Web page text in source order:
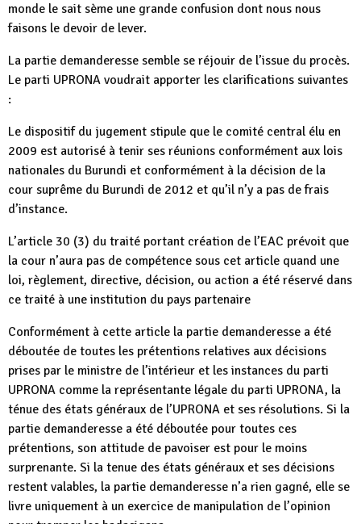
monde le sait sème une grande confusion dont nous nous
faisons le devoir de lever.
La partie demanderesse semble se réjouir de l’issue du procès.
Le parti UPRONA voudrait apporter les clarifications suivantes
:
Le dispositif du jugement stipule que le comité central élu en
2009 est autorisé à tenir ses réunions conformément aux lois
nationales du Burundi et conformément à la décision de la
cour suprême du Burundi de 2012 et qu’il n’y a pas de frais
d’instance.
L’article 30 (3) du traité portant création de l’EAC prévoit que
la cour n’aura pas de compétence sous cet article quand une
loi, règlement, directive, décision, ou action a été réservé dans
ce traité à une institution du pays partenaire
Conformément à cette article la partie demanderesse a été
déboutée de toutes les prétentions relatives aux décisions
prises par le ministre de l’intérieur et les instances du parti
UPRONA comme la représentante légale du parti UPRONA, la
ténue des états généraux de l’UPRONA et ses résolutions. Si la
partie demanderesse a été déboutée pour toutes ces
prétentions, son attitude de pavoiser est pour le moins
surprenante. Si la tenue des états généraux et ses décisions
restent valables, la partie demanderesse n’a rien gagné, elle se
livre uniquement à un exercice de manipulation de l’opinion